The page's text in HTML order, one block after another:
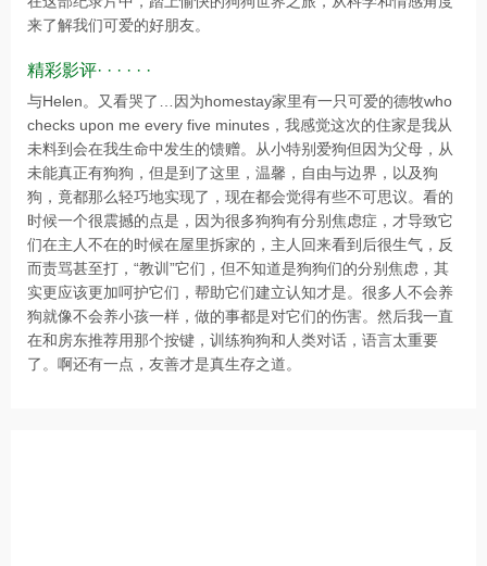
来了解我们可爱的好朋友。
精彩影评· · · · · ·
与Helen。又看哭了…因为homestay家里有一只可爱的德牧who
checks upon me every five minutes，我感觉这次的住家是我从
未料到会在我生命中发生的馈赠。从小特别爱狗但因为父母，从
未能真正有狗狗，但是到了这里，温馨，自由与边界，以及狗
狗，竟都那么轻巧地实现了，现在都会觉得有些不可思议。看的
时候一个很震撼的点是，因为很多狗狗有分别焦虑症，才导致它
们在主人不在的时候在屋里拆家的，主人回来看到后很生气，反
而责骂甚至打，“教训”它们，但不知道是狗狗们的分别焦虑，其
实更应该更加呵护它们，帮助它们建立认知才是。很多人不会养
狗就像不会养小孩一样，做的事都是对它们的伤害。然后我一直
在和房东推荐用那个按键，训练狗狗和人类对话，语言太重要
了。啊还有一点，友善才是真生存之道。